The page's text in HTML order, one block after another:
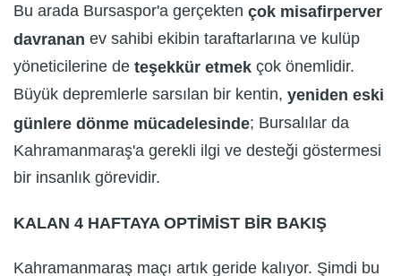
Bu arada Bursaspor'a gerçekten çok misafirperver
davranan ev sahibi ekibin taraftarlarına ve kulüp
yöneticilerine de teşekkür etmek çok önemlidir.
Büyük depremlerle sarsılan bir kentin, yeniden eski
günlere dönme mücadelesinde; Bursalılar da
Kahramanmaraş'a gerekli ilgi ve desteği göstermesi
bir insanlık görevidir.
KALAN 4 HAFTAYA OPTİMİST BİR BAKIŞ
Kahramanmaraş maçı artık geride kalıyor. Şimdi bu